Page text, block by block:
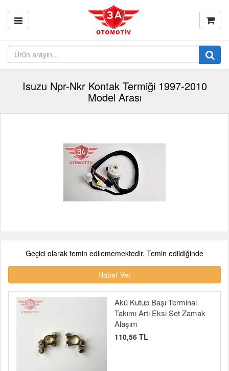
Isuzu Npr-Nkr Kontak Termiği 1997-2010
Model Arası
Geçici olarak temin edilememektedir. Temin edildiğinde
Haber Ver
Akü Kutup Başı Terminal
Takımı Artı Eksi Set Zamak
Alaşım
110,56 TL